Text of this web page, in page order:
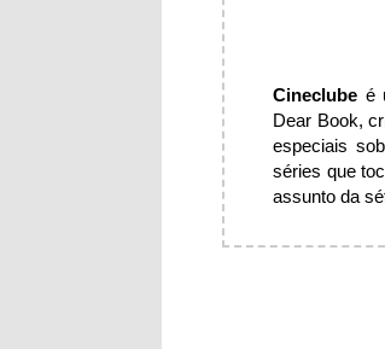
Cineclube é
Dear Book,
especiais
séries que
assunto da